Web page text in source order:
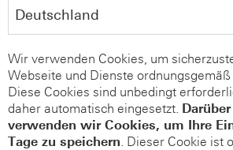
Wir verwenden Cookies, um
Webseite und Dienste
Diese Cookies sind unbedingt
daher automatisch eingesetzt.
verwenden wir Cookies, um Ihre
Tage zu speichern. Dieser Cookie ist